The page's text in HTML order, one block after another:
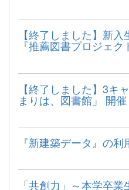
【終了しました】新
『推薦図書プロジェク
【終了しました】3キ
まりは、図書館」 開催
『新建築データ』の
「共創力」～本学卒